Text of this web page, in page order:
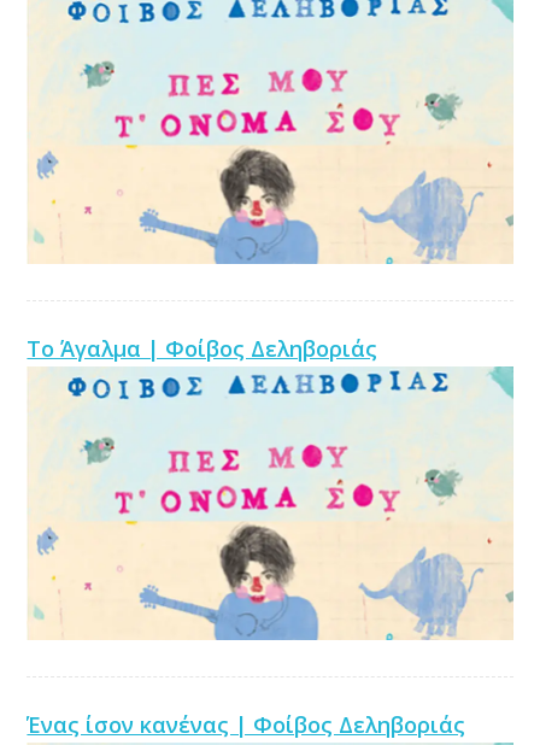
Το Άγαλμα | Φοίβος Δεληβοριάς
Ένας ίσον κανένας | Φοίβος Δεληβοριάς